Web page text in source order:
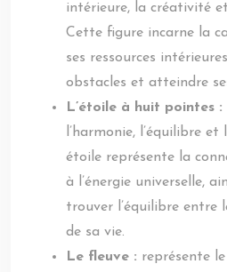
intérieure, la créativité
Cette figure incarne la
ses ressources
obstacles et atteindre
L’étoile à huit pointes :
l’harmonie, l’équilibre
étoile représente la
à l’énergie universelle,
trouver l’équilibre entre
de sa vie.
Le fleuve : représente